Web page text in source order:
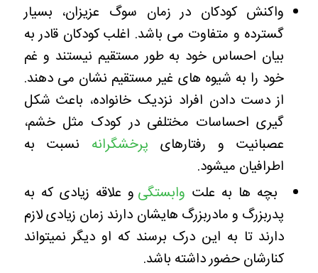
واکنش کودکان در زمان سوگ عزیزان، بسیار
گسترده و متفاوت می باشد. اغلب کودکان قادر به
بیان احساس خود به طور مستقیم نیستند و غم
خود را به شیوه های غیر مستقیم نشان می دهند.
از دست دادن افراد نزدیک خانواده، باعث شکل
گیری احساسات مختلفی در کودک مثل خشم،
عصبانیت و رفتارهای پرخشگرانه نسبت به
اطرافیان میشود.
بچه ها به علت وابستگی و علاقه زیادی که به
پدربزرگ و مادربزرگ هایشان دارند زمان زیادی لازم
دارند تا به این درک برسند که او دیگر نمیتواند
کنارشان حضور داشته باشد.